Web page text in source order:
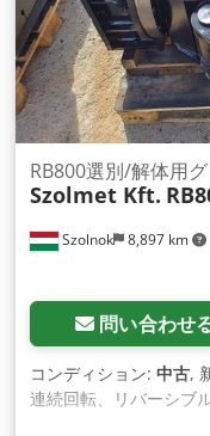
Szolnok 8,897 km
RB800選別/解体用
Szolmet Kft.
問い合わせ
コンディション: 中古,
連続回転、リバーシブ
径旋回リングにより、